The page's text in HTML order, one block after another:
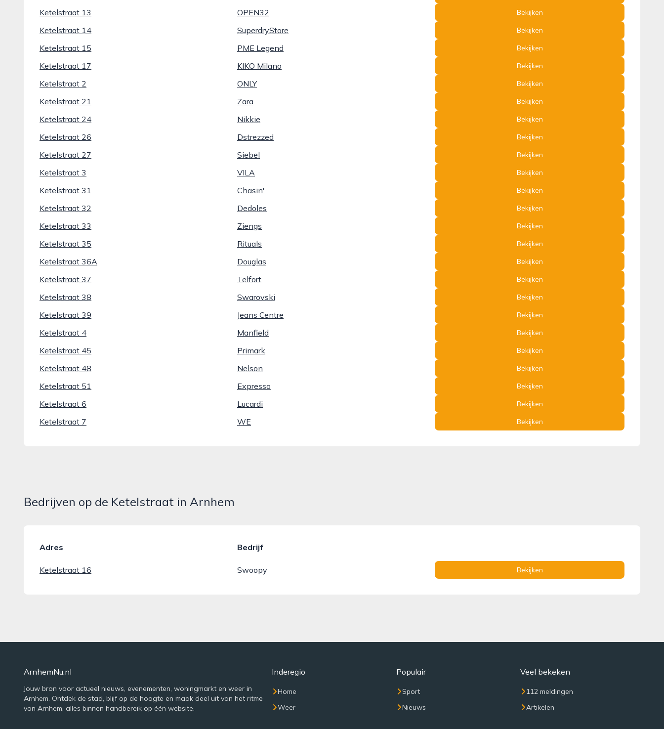
Ketelstraat 13 OPEN32 Bekijken
Ketelstraat 14 SuperdryStore Bekijken
Ketelstraat 15 PME Legend Bekijken
Ketelstraat 17 KIKO Milano Bekijken
Ketelstraat 2 ONLY Bekijken
Ketelstraat 21 Zara Bekijken
Ketelstraat 24 Nikkie Bekijken
Ketelstraat 26 Dstrezzed Bekijken
Ketelstraat 27 Siebel Bekijken
Ketelstraat 3 VILA Bekijken
Ketelstraat 31 Chasin' Bekijken
Ketelstraat 32 Dedoles Bekijken
Ketelstraat 33 Ziengs Bekijken
Ketelstraat 35 Rituals Bekijken
Ketelstraat 36A Douglas Bekijken
Ketelstraat 37 Telfort Bekijken
Ketelstraat 38 Swarovski Bekijken
Ketelstraat 39 Jeans Centre Bekijken
Ketelstraat 4 Manfield Bekijken
Ketelstraat 45 Primark Bekijken
Ketelstraat 48 Nelson Bekijken
Ketelstraat 51 Expresso Bekijken
Ketelstraat 6 Lucardi Bekijken
Ketelstraat 7 WE Bekijken
Bedrijven op de Ketelstraat in Arnhem
Adres Bedrijf
Ketelstraat 16 Swoopy Bekijken
ArnhemNu.nl
Jouw bron voor actueel nieuws, evenementen, woningmarkt en weer in
Arnhem. Ontdek de stad, blijf op de hoogte en maak deel uit van het ritme
van Arnhem, alles binnen handbereik op één website.
Inderegio
Home
Weer
Populair
Sport
Nieuws
Veel bekeken
112 meldingen
Artikelen